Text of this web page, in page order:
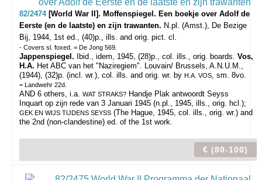
82/2474 [World War II]. Moffenspiegel. Een boekje over Adolf de
Eerste (en de laatste) en zijn trawanten. N.pl. (Amst.), De Bezige
Bij, 1944, 1st ed., (40)p., ills. and orig. pict. cl.
- Covers sl. foxed. = De Jong 569.
Jappenspiegel. Ibid., idem, 1945, (28)p., col. ills., orig. boards. Vos,
H.A. Het ABC van het "Naziregiem". Louvain/ Brussels, A.N.U.M.,
(1944), (32)p. (incl. wr.), col. ills. and orig. wr. by H.A. VOS, sm. 8vo.
= Landwehr 22d.
AND 6 others, i.a. WAT STRAKS? Handje Plak antwoordt Seyss
Inquart op zijn rede van 3 Januari 1945 (n.pl., 1945, ills., orig. hcl.);
GEK EN WIJS TIJDENS SEYSS (The Hague, 1945, col. ills., orig. wr.) and
the 2nd (non-clandestine) ed. of the 1st work.
€ (80-100)